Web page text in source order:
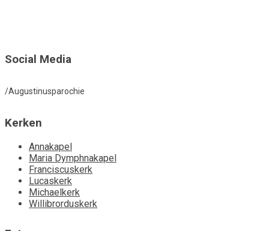
Social Media
/Augustinusparochie
Kerken
Annakapel
Maria Dymphnakapel
Franciscuskerk
Lucaskerk
Michaelkerk
Willibrorduskerk